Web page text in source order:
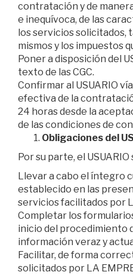
contratación y de
e inequívoca, de las
los servicios solicitados,
mismos y los impuestos
Poner a disposición del
texto de las CGC.
Confirmar al USUARIO
efectiva de la
24 horas desde la
de las condiciones de
Obligaciones del
Por su parte, el
Llevar a cabo el íntegro
establecido en las
servicios facilitados por
Completar los
inicio del procedimiento
información veraz y
Facilitar, de forma
solicitados por LA